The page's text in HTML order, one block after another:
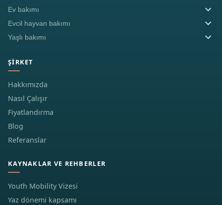
Ev bakımı
Evcil hayvan bakımı
Yaşlı bakımı
ŞIRKET
Hakkımızda
Nasıl Çalışır
Fiyatlandırma
Blog
Referanslar
KAYNAKLAR VE REHBERLER
Youth Mobility Vizesi
Yaz dönemi kapsamı